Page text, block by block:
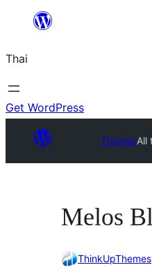
ยัง
เนื้อหา
Thai
Get WordPress
ThemesAll
Melos
ThinkUpThemes